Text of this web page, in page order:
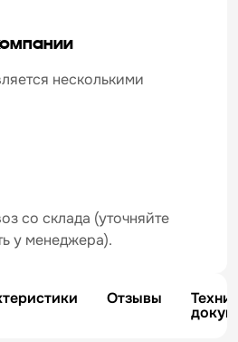
несколькими
со склада (уточняйте
у менеджера).
Отзывы